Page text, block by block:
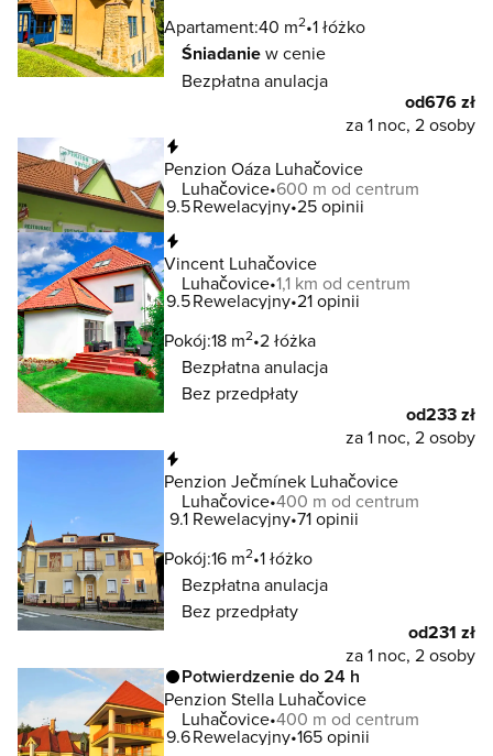
Apartament:40 m2 1 łóżko
Śniadaniew cenie
Bezpłatna anulacja
od676 zł
za 1 noc, 2 osoby
Penzion Oáza Luhačovice
Luhačovice 600 m od centrum
9.5Rewelacyjny 25 opinii
Vincent Luhačovice
Luhačovice 1,1 km od centrum
9.5Rewelacyjny 21 opinii
Pokój:18 m2 2 łóżka
Bezpłatna anulacja
Bez przedpłaty
od233 zł
za 1 noc, 2 osoby
Penzion Ječmínek Luhačovice
Luhačovice 400 m od centrum
9.1 Rewelacyjny 71 opinii
Pokój:16 m2 1 łóżko
Bezpłatna anulacja
Bez przedpłaty
od231 zł
za 1 noc, 2 osoby
Potwierdzenie do 24 h
Penzion Stella Luhačovice
Luhačovice 400 m od centrum
9.6Rewelacyjny 165 opinii